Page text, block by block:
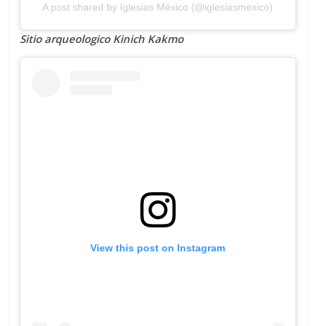
A post shared by Iglesias México (@iglesiasmexico)
Sitio arqueologico Kinich Kakmo
View this post on Instagram